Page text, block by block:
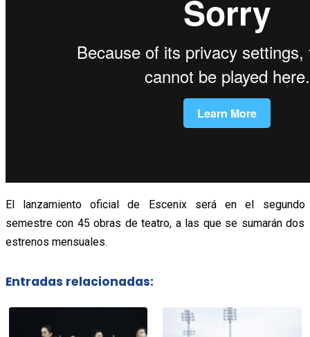
El lanzamiento oficial de Escenix será en el segundo
semestre con 45 obras de teatro, a las que se sumarán dos
estrenos mensuales.
Entradas relacionadas: